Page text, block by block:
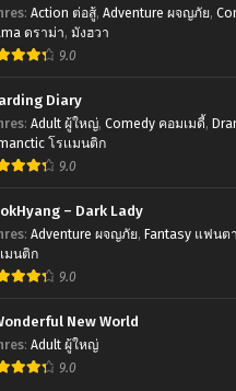
: Action ต่อสู้, Adventure ผจญภัย,
ดราม่า, มังฮวา
9.0
Diary
: Adult ผู้ใหญ่, Comedy คอมเมดี้,
โรเเมนติก
9.0
– Dark Lady
: Adventure ผจญภัย, Fantasy แฟนต
มนติก
9.0
New World
: Adult ผู้ใหญ่
9.0